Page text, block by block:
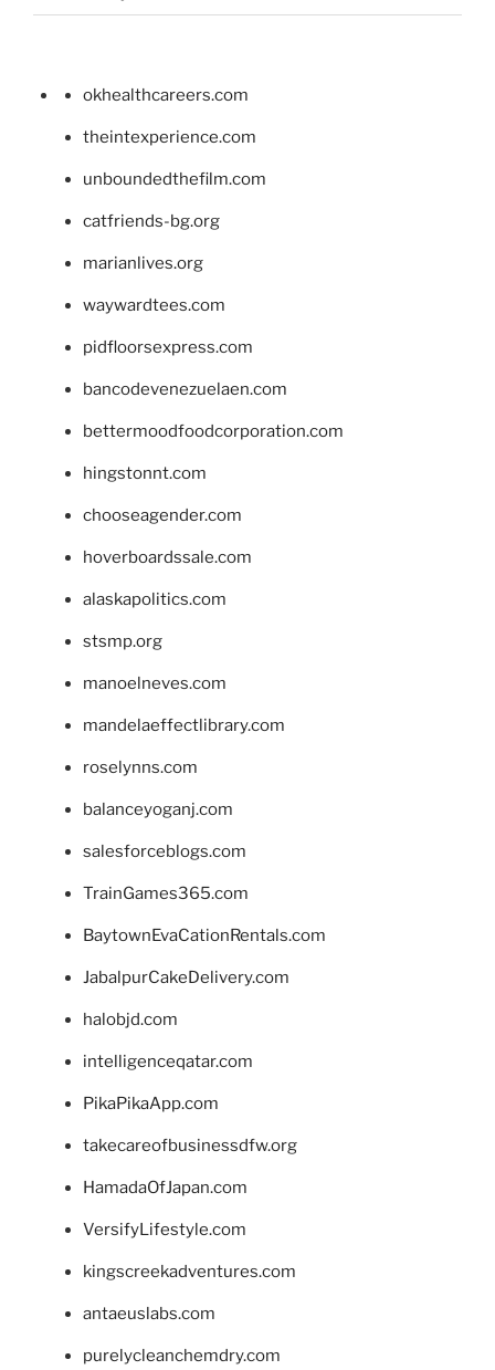
okhealthcareers.com
theintexperience.com
unboundedthefilm.com
catfriends-bg.org
marianlives.org
waywardtees.com
pidfloorsexpress.com
bancodevenezuelaen.com
bettermoodfoodcorporation.com
hingstonnt.com
chooseagender.com
hoverboardssale.com
alaskapolitics.com
stsmp.org
manoelneves.com
mandelaeffectlibrary.com
roselynns.com
balanceyoganj.com
salesforceblogs.com
TrainGames365.com
BaytownEvaCationRentals.com
JabalpurCakeDelivery.com
halobjd.com
intelligenceqatar.com
PikaPikaApp.com
takecareofbusinessdfw.org
HamadaOfJapan.com
VersifyLifestyle.com
kingscreekadventures.com
antaeuslabs.com
purelycleanchemdry.com